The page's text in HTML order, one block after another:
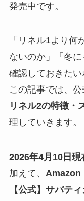
発売中です。
「リネル1より
ないのか」「冬
確認しておきたい
この記事では、
リネル2の特徴・
理していきます。
2026年4月10日現
加えて、 Amazon
【公式】サバテ